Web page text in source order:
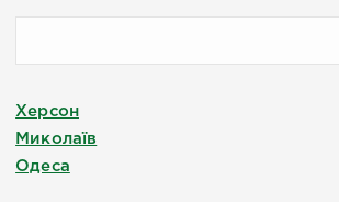
Херсон
Миколаїв
Одеса